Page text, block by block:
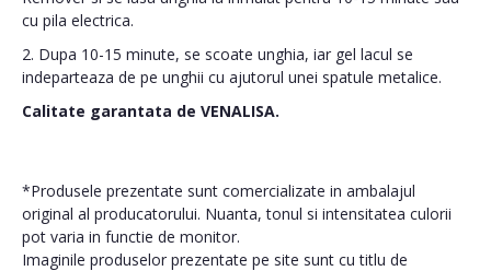
cu pila electrica.
2. Dupa 10-15 minute, se scoate unghia, iar gel lacul se
indeparteaza de pe unghii cu ajutorul unei spatule metalice.
Calitate garantata de VENALISA.
*Produsele prezentate sunt comercializate in ambalajul
original al producatorului. Nuanta, tonul si intensitatea culorii
pot varia in functie de monitor.
Imaginile produselor prezentate pe site sunt cu titlu de